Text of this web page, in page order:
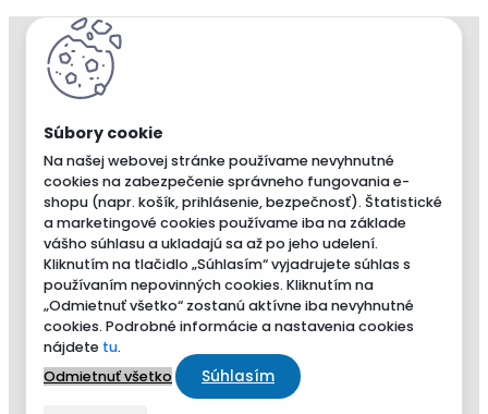
Na našej webovej stránke používame nevyhnutné
cookies na zabezpečenie správneho fungovania e-
shopu (napr. košík, prihlásenie, bezpečnosť). Štatistické
a marketingové cookies používame iba na základe
vášho súhlasu a ukladajú sa až po jeho udelení.
Kliknutím na tlačidlo „Súhlasím“ vyjadrujete súhlas s
používaním nepovinných cookies. Kliknutím na
„Odmietnuť všetko“ zostanú aktívne iba nevyhnutné
cookies. Podrobné informácie a nastavenia cookies
nájdete tu.
Odmietnuť všetko
Súhlasím